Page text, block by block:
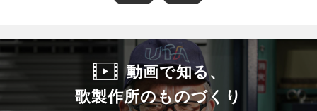
動画で知る、
歌製作所のものづくり